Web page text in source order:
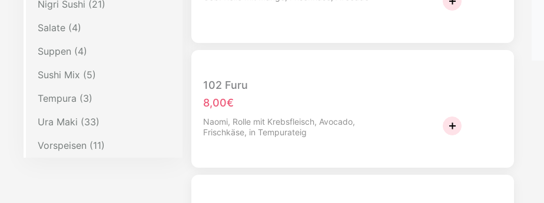
Nigri Sushi (21)
Salate (4)
Suppen (4)
Sushi Mix (5)
Tempura (3)
Ura Maki (33)
Vorspeisen (11)
102 Furu
8,00€
Naomi, Rolle mit Krebsfleisch, Avocado,
Frischkäse, in Tempurateig